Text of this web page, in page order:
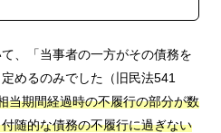
、「当事者の一方がその債務を
めるのみでした（旧民法541
当期間経過時の不履行の部分が数
随的な債務の不履行に過ぎない